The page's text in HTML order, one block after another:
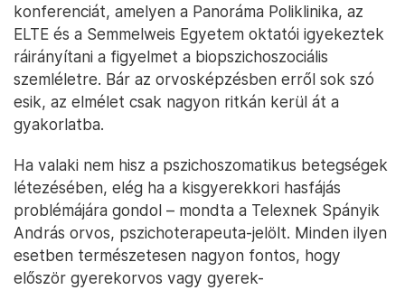
konferenciát, amelyen a Panoráma Poliklinika, az
ELTE és a Semmelweis Egyetem oktatói igyekeztek
ráirányítani a figyelmet a biopszichoszociális
szemléletre. Bár az orvosképzésben erről sok szó
esik, az elmélet csak nagyon ritkán kerül át a
gyakorlatba.
Ha valaki nem hisz a pszichoszomatikus betegségek
létezésében, elég ha a kisgyerekkori hasfájás
problémájára gondol – mondta a Telexnek Spányik
András orvos, pszichoterapeuta-jelölt. Minden ilyen
esetben természetesen nagyon fontos, hogy
először gyerekorvos vagy gyerek-